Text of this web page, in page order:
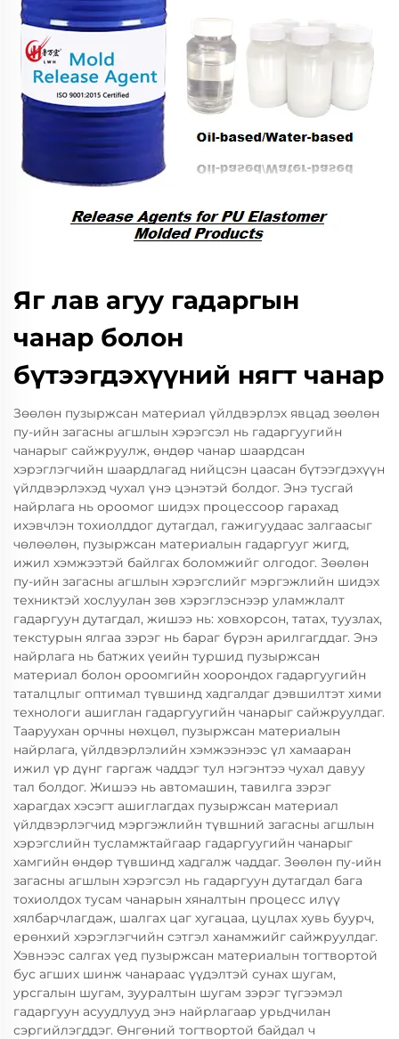
Яг лав агуу гадаргын
чанар болон
бүтээгдэхүүний нягт чанар
Зөөлөн пузыржсан материал үйлдвэрлэх явцад зөөлөн
пу-ийн загасны агшлын хэрэгсэл нь гадаргуугийн
чанарыг сайжруулж, өндөр чанар шаардсан
хэрэглэгчийн шаардлагад нийцсэн цаасан бүтээгдэхүүн
үйлдвэрлэхэд чухал үнэ цэнэтэй болдог. Энэ тусгай
найрлага нь ороомог шидэх процессоор гарахад
ихэвчлэн тохиолддог дутагдал, гажигуудаас залгаасыг
чөлөөлөн, пузыржсан материалын гадаргууг жигд,
ижил хэмжээтэй байлгах боломжийг олгодог. Зөөлөн
пу-ийн загасны агшлын хэрэгслийг мэргэжлийн шидэх
техниктэй хослуулан зөв хэрэглэснээр уламжлалт
гадаргуун дутагдал, жишээ нь: ховхорсон, татах, туузлах,
текстурын ялгаа зэрэг нь бараг бүрэн арилгагддаг. Энэ
найрлага нь батжих үеийн туршид пузыржсан
материал болон ороомгийн хоорондох гадаргуугийн
таталцлыг оптимал түвшинд хадгалдаг дэвшилтэт хими
технологи ашиглан гадаргуугийн чанарыг сайжруулдаг.
Тааруухан орчны нөхцөл, пузыржсан материалын
найрлага, үйлдвэрлэлийн хэмжээнээс үл хамааран
ижил үр дүнг гаргаж чаддэг тул нэгэнтээ чухал давуу
тал болдог. Жишээ нь автомашин, тавилга зэрэг
харагдах хэсэгт ашиглагдах пузыржсан материал
үйлдвэрлэгчид мэргэжлийн түвшний загасны агшлын
хэрэгслийн тусламжтайгаар гадаргуугийн чанарыг
хамгийн өндөр түвшинд хадгалж чаддаг. Зөөлөн пу-ийн
загасны агшлын хэрэгсэл нь гадаргуун дутагдал бага
тохиолдох тусам чанарын хяналтын процесс илүү
хялбарчлагдаж, шалгах цаг хугацаа, цуцлах хувь буурч,
ерөнхий хэрэглэгчийн сэтгэл ханамжийг сайжруулдаг.
Хэвнээс салгах үед пузыржсан материалын тогтвортой
бус агших шинж чанараас үүдэлтэй сунах шугам,
урсгалын шугам, зууралтын шугам зэрэг түгээмэл
гадаргуун асуудлууд энэ найрлагаар урьдчилан
сэргийлэгддэг. Өнгөний тогтвортой байдал ч